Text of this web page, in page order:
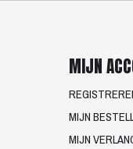
MIJN
MIJN
MIJN